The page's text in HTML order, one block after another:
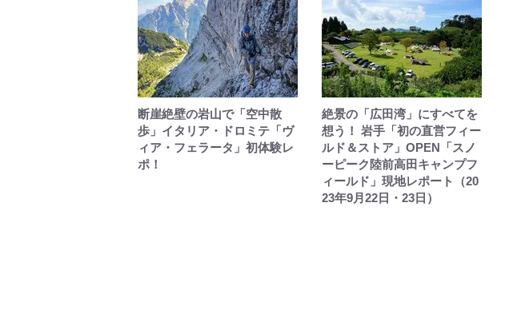
断崖絶壁の岩山で「空中散
歩」イタリア・ドロミテ「ヴ
ィア・フェラータ」初体験レ
ポ！
絶景の「広田湾」にすべてを
想う！ 岩手「初の直営フィー
ルド＆ストア」OPEN「スノ
ーピーク陸前高田キャンプフ
ィールド」現地レポート（20
23年9月22日・23日）